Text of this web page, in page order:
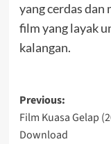
yang cerdas dan
film yang layak
kalangan.
Post
Previous:
Film Kuasa Gelap
Download